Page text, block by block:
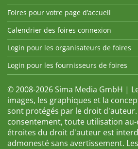
Foires pour votre page d’accueil
Calendrier des foires connexion
Login pour les organisateurs de foires
Login pour les fournisseurs de foires
© 2008-2026 Sima Media GmbH |
images, les graphiques et la
sont protégés par le droit d'auteur.
consentement, toute utilisation
étroites du droit d'auteur est
admonesté sans avertissement.